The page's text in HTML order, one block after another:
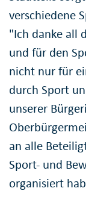
verschiedene
"Ich danke all
und für den
nicht nur für
durch Sport
unserer
an alle
Sport- und
organisiert